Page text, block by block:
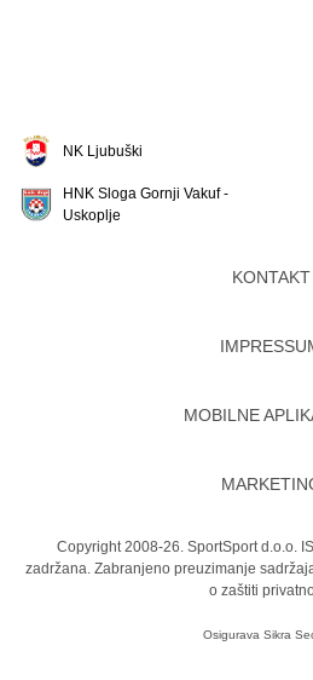
NK Ljubuški
HNK Sloga Gornji Vakuf -
Uskoplje
KONTAKT
MOBILNE
Copyright 2008-26. SportSport d.o.o.
zadržana. Zabranjeno preuzimanje
o zaštiti
Osigurava Sikra